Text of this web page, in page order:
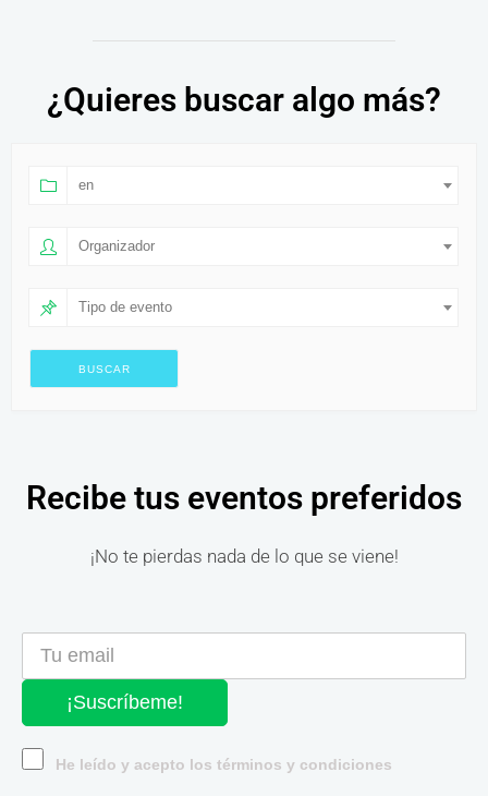
¿Quieres buscar algo más?
en
Organizador
Tipo de evento
Recibe tus eventos preferidos
¡No te pierdas nada de lo que se viene!
¡Suscríbeme!
He leído y acepto los términos y condiciones